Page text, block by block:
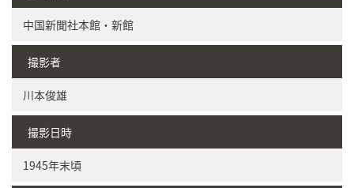
中国新聞社本館・新館
撮影者
川本俊雄
撮影日時
1945年末頃